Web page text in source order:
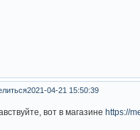
2021-04-21 15:50:39
вот в магазинеhttps://